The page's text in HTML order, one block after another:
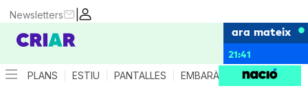
|
Newsletters
ara mateix
21:41
PLANS ESTIU PANTALLES EMBARÀS CRIANÇA